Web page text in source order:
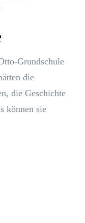
Grund­schu­le
die
die Geschich­te
kön­nen sie